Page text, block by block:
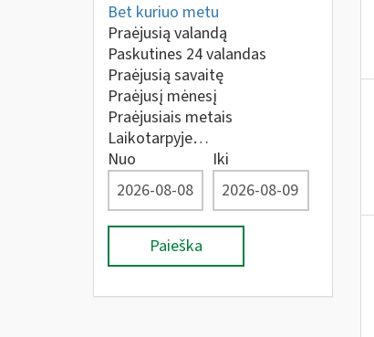
Bet kuriuo metu
Praėjusią valandą
Paskutines 24 valandas
Praėjusią savaitę
Praėjusį mėnesį
Praėjusiais metais
Laikotarpyje…
Nuo
Iki
Paieška